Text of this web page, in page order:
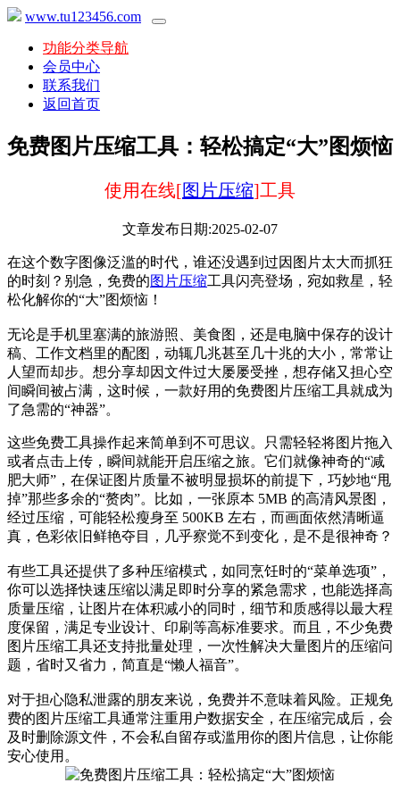
www.tu123456.com
功能分类导航
会员中心
联系我们
返回首页
免费图片压缩工具：轻松搞定“大”图烦恼
使用在线[图片压缩]工具
文章发布日期:2025-02-07
在这个数字图像泛滥的时代，谁还没遇到过因图片太大而抓狂
的时刻？别急，免费的图片压缩工具闪亮登场，宛如救星，轻
松化解你的“大”图烦恼！
无论是手机里塞满的旅游照、美食图，还是电脑中保存的设计
稿、工作文档里的配图，动辄几兆甚至几十兆的大小，常常让
人望而却步。想分享却因文件过大屡屡受挫，想存储又担心空
间瞬间被占满，这时候，一款好用的免费图片压缩工具就成为
了急需的“神器”。
这些免费工具操作起来简单到不可思议。只需轻轻将图片拖入
或者点击上传，瞬间就能开启压缩之旅。它们就像神奇的“减
肥大师”，在保证图片质量不被明显损坏的前提下，巧妙地“甩
掉”那些多余的“赘肉”。比如，一张原本 5MB 的高清风景图，
经过压缩，可能轻松瘦身至 500KB 左右，而画面依然清晰逼
真，色彩依旧鲜艳夺目，几乎察觉不到变化，是不是很神奇？
有些工具还提供了多种压缩模式，如同烹饪时的“菜单选项”，
你可以选择快速压缩以满足即时分享的紧急需求，也能选择高
质量压缩，让图片在体积减小的同时，细节和质感得以最大程
度保留，满足专业设计、印刷等高标准要求。而且，不少免费
图片压缩工具还支持批量处理，一次性解决大量图片的压缩问
题，省时又省力，简直是“懒人福音”。
对于担心隐私泄露的朋友来说，免费并不意味着风险。正规免
费的图片压缩工具通常注重用户数据安全，在压缩完成后，会
及时删除源文件，不会私自留存或滥用你的图片信息，让你能
安心使用。